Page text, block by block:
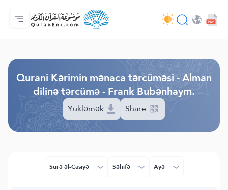
Ana səhifə
Tərcümənin mündəricatı
Audio
Tərtibatçıların xidməti - API
Layihə haqqında
Bizimlə əlaqə saxla
Dil
Qurani Kərimin mənaca tərcüməsi - Alman
dilinə tərcümə - Frank Bubənhaym.
Yükləmək Share
Surə əl-Casiyə Səhifə Ayə